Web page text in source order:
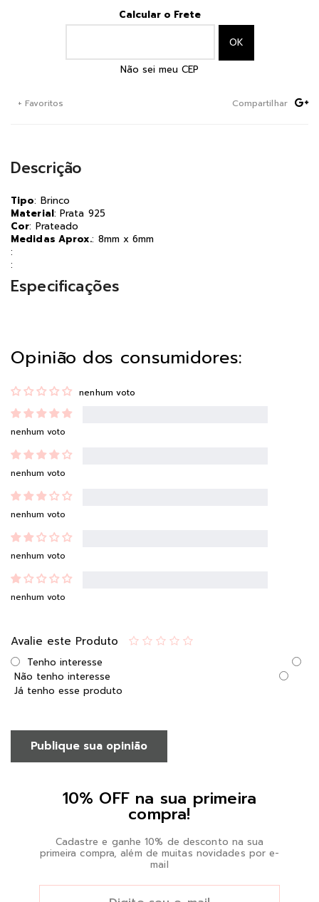
Calcular o Frete
Não sei meu CEP
+ Favoritos Compartilhar
Descrição
Tipo: Brinco
Material: Prata 925
Cor: Prateado
Medidas Aprox.: 8mm x 6mm
:
:
Especificações
Opinião dos consumidores:
nenhum voto
nenhum voto
nenhum voto
nenhum voto
nenhum voto
nenhum voto
Avalie este Produto
Tenho interesse
Não tenho interesse
Já tenho esse produto
Publique sua opinião
10% OFF na sua primeira
compra!
Cadastre e ganhe 10% de desconto na sua
primeira compra, além de muitas novidades por e-
mail